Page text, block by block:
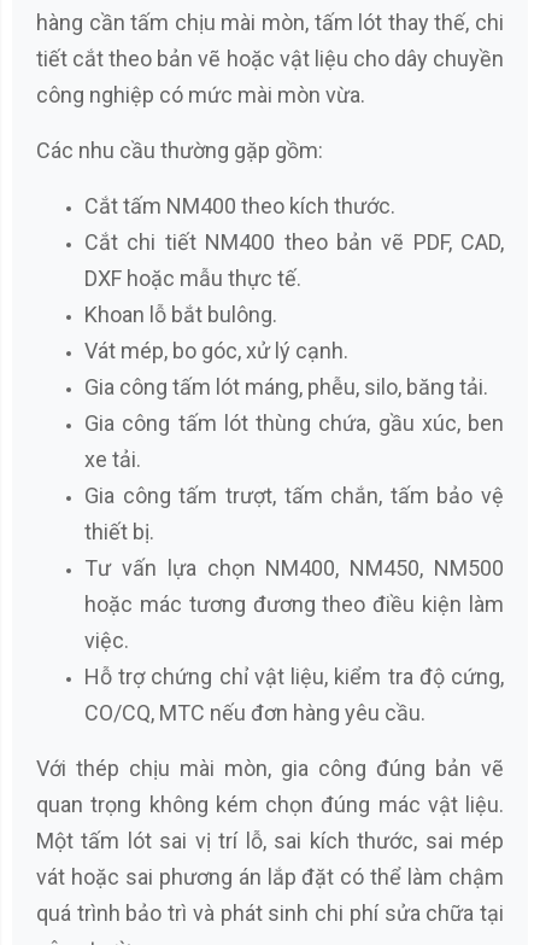
hàng cần tấm chịu mài mòn, tấm lót thay thế, chi
tiết cắt theo bản vẽ hoặc vật liệu cho dây chuyền
công nghiệp có mức mài mòn vừa.
Các nhu cầu thường gặp gồm:
Cắt tấm NM400 theo kích thước.
Cắt chi tiết NM400 theo bản vẽ PDF, CAD,
DXF hoặc mẫu thực tế.
Khoan lỗ bắt bulông.
Vát mép, bo góc, xử lý cạnh.
Gia công tấm lót máng, phễu, silo, băng tải.
Gia công tấm lót thùng chứa, gầu xúc, ben
xe tải.
Gia công tấm trượt, tấm chắn, tấm bảo vệ
thiết bị.
Tư vấn lựa chọn NM400, NM450, NM500
hoặc mác tương đương theo điều kiện làm
việc.
Hỗ trợ chứng chỉ vật liệu, kiểm tra độ cứng,
CO/CQ, MTC nếu đơn hàng yêu cầu.
Với thép chịu mài mòn, gia công đúng bản vẽ
quan trọng không kém chọn đúng mác vật liệu.
Một tấm lót sai vị trí lỗ, sai kích thước, sai mép
vát hoặc sai phương án lắp đặt có thể làm chậm
quá trình bảo trì và phát sinh chi phí sửa chữa tại